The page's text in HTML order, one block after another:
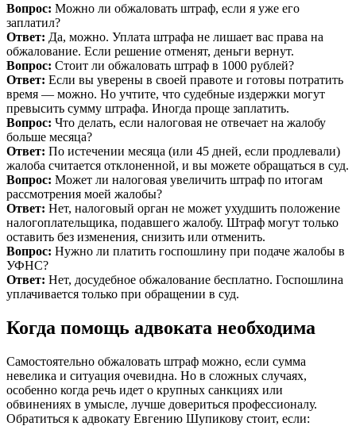
Вопрос: Можно ли обжаловать штраф, если я уже его
заплатил?
Ответ: Да, можно. Уплата штрафа не лишает вас права на
обжалование. Если решение отменят, деньги вернут.
Вопрос: Стоит ли обжаловать штраф в 1000 рублей?
Ответ: Если вы уверены в своей правоте и готовы потратить
время — можно. Но учтите, что судебные издержки могут
превысить сумму штрафа. Иногда проще заплатить.
Вопрос: Что делать, если налоговая не отвечает на жалобу
больше месяца?
Ответ: По истечении месяца (или 45 дней, если продлевали)
жалоба считается отклоненной, и вы можете обращаться в суд.
Вопрос: Может ли налоговая увеличить штраф по итогам
рассмотрения моей жалобы?
Ответ: Нет, налоговый орган не может ухудшить положение
налогоплательщика, подавшего жалобу. Штраф могут только
оставить без изменения, снизить или отменить.
Вопрос: Нужно ли платить госпошлину при подаче жалобы в
УФНС?
Ответ: Нет, досудебное обжалование бесплатно. Госпошлина
уплачивается только при обращении в суд.
Когда помощь адвоката необходима
Самостоятельно обжаловать штраф можно, если сумма
невелика и ситуация очевидна. Но в сложных случаях,
особенно когда речь идет о крупных санкциях или
обвинениях в умысле, лучше довериться профессионалу.
Обратиться к адвокату Евгению Шупикову стоит, если: